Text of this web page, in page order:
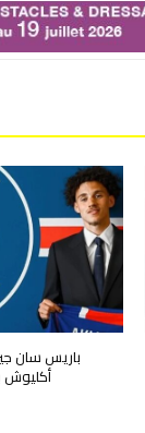
باريس سان
أكليوش